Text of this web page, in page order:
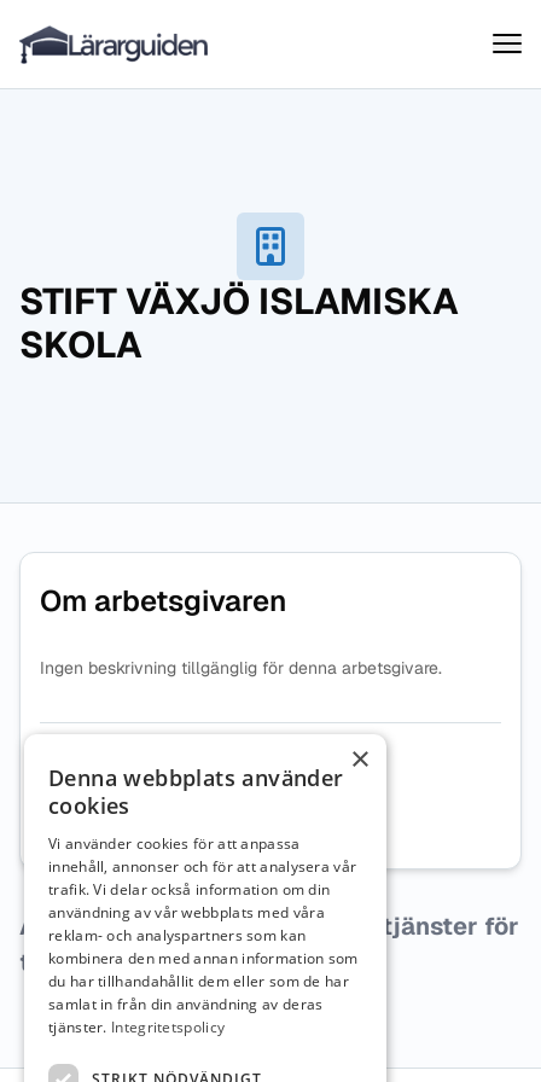
Hoppa till innehåll
Lärarguiden
STIFT VÄXJÖ ISLAMISKA
SKOLA
Om arbetsgivaren
Ingen beskrivning tillgänglig för denna arbetsgivare.
8024242904
Webbplats
Arbetsgivaren har inga lediga tjänster för
tillfället.
×
Denna webbplats använder
cookies
Vi använder cookies för att anpassa
innehåll, annonser och för att analysera vår
trafik. Vi delar också information om din
användning av vår webbplats med våra
reklam- och analyspartners som kan
kombinera den med annan information som
du har tillhandahållit dem eller som de har
samlat in från din användning av deras
tjänster. Integritetspolicy